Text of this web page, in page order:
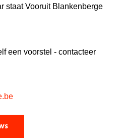
staat Vooruit Blankenberge
een voorstel - contacteer